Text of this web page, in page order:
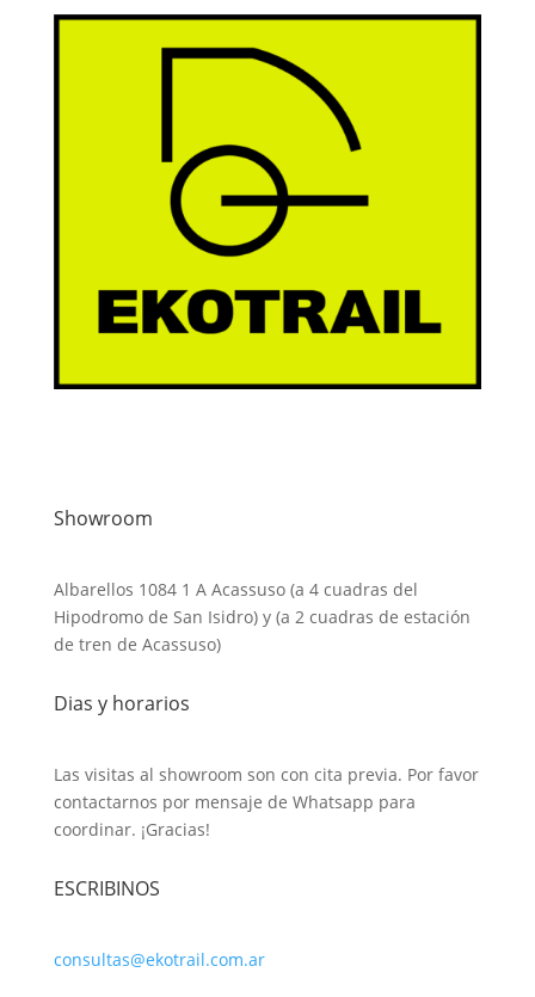
Showroom
Albarellos 1084 1 A Acassuso (a 4 cuadras del
Hipodromo de San Isidro) y (a 2 cuadras de estación
de tren de Acassuso)
Dias y horarios
Las visitas al showroom son con cita previa. Por favor
contactarnos por mensaje de Whatsapp para
coordinar. ¡Gracias!
ESCRIBINOS
consultas@ekotrail.com.ar